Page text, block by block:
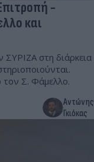
-
και
στη διάρκεια
τον Σ. Φάμελλο.
Αντώνης
Γκιόκας